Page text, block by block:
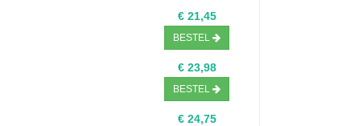
€ 21,45
BESTEL
€ 23,98
BESTEL
€ 24,75